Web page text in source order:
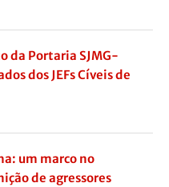
da Portaria SJMG-
dos JEFs Cíveis de
um marco no
de agressores